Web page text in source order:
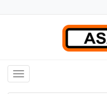
Toggle navigation